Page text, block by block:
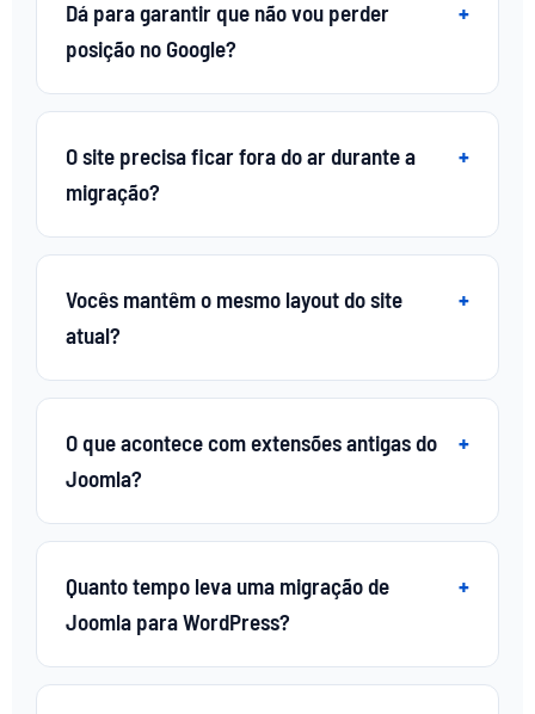
Dá para garantir que não vou perder
posição no Google?
O site precisa ficar fora do ar durante a
migração?
Vocês mantêm o mesmo layout do site
atual?
O que acontece com extensões antigas do
Joomla?
Quanto tempo leva uma migração de
Joomla para WordPress?